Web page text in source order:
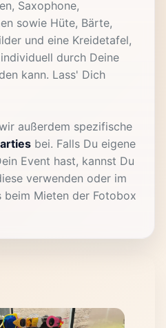
Saxophone,
sowie Hüte, Bärte,
und eine Kreidetafel,
durch Deine
kann. Lass' Dich
außerdem spezifische
bei. Falls Du eigene
Event hast, kannst Du
verwenden oder im
beim Mieten der Fotobox